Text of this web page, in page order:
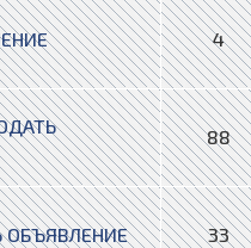
4
88
ОБЪЯВЛЕНИЕ 33